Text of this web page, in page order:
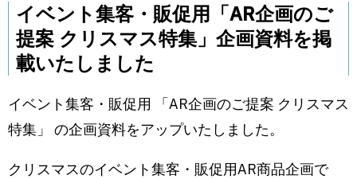
イベント集客・販促用「AR企画のご
提案 クリスマス特集」企画資料を掲
載いたしました
イベント集客・販促用 「AR企画のご提案 クリスマス
特集」 の企画資料をアップいたしました。
クリスマスのイベント集客・販促用AR商品企画で